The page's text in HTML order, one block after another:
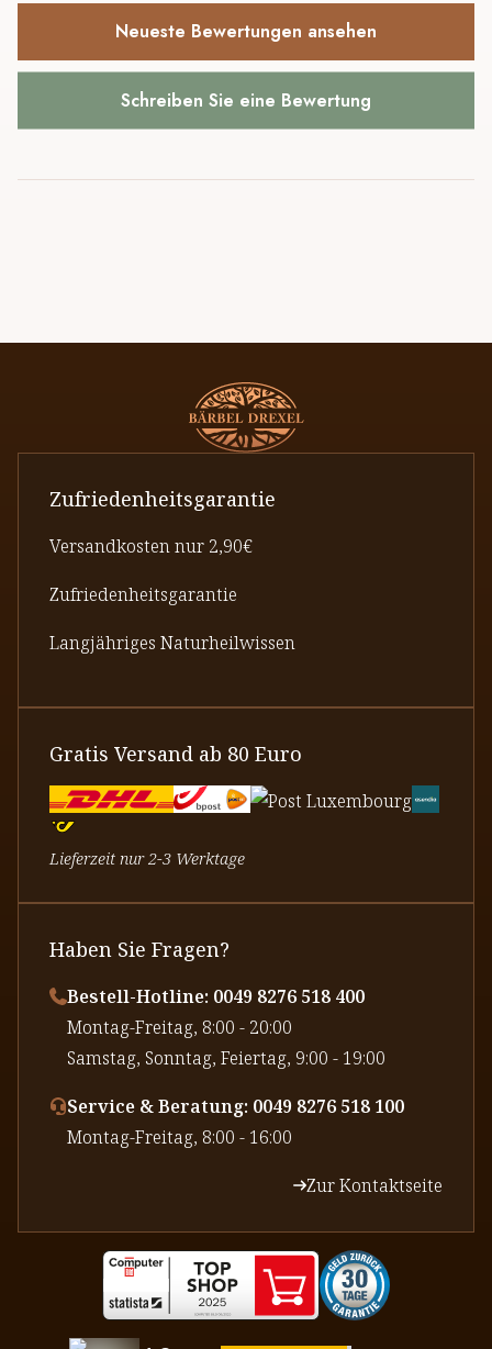
Neueste Bewertungen ansehen
Schreiben Sie eine Bewertung
Zufriedenheitsgarantie
Versandkosten nur 2,90€
Zufriedenheitsgarantie
Langjähriges Naturheilwissen
Gratis Versand ab 80 Euro
Lieferzeit nur 2-3 Werktage
Haben Sie Fragen?
Bestell-Hotline: 0049 8276 518 400
⁠Montag-Freitag, 8:00 - 20:00
⁠Samstag, Sonntag, Feiertag, 9:00 - 19:00
Service & Beratung: 0049 8276 518 100
⁠Montag-Freitag, 8:00 - 16:00
Zur Kontaktseite